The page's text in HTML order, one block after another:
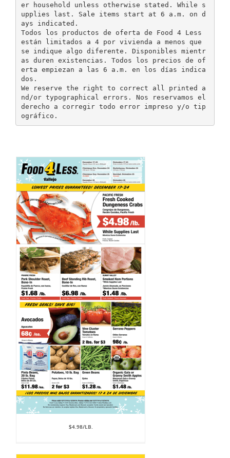
er household unless otherwise stated. While s
upplies last. Sale items start at 6 a.m. on d
ays indicated.
Todos los productos de oferta de Food 4 Less
están limitados a 4 por vivienda a menos que
se indique algo diferente. Disponibles mientr
as duren existencias. Todos los precios de of
erta empiezan a las 6 a.m. en los días indica
dos.
We reserve the right to correct all printed a
nd/or typographical errors. Nos reservamos el
derecho a corregir todo error impreso y/o tip
$4.98/LB.